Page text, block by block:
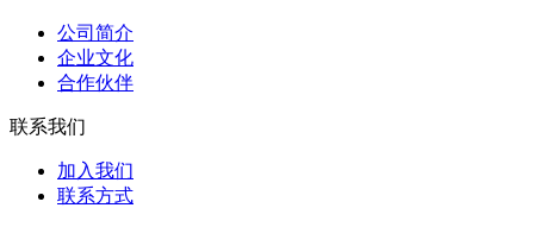
公司简介
企业文化
合作伙伴
联系我们
加入我们
联系方式